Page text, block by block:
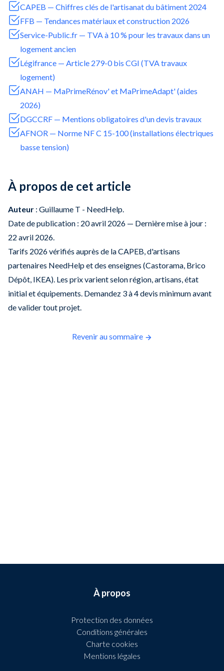
CAPEB — Chiffres clés de l'artisanat du bâtiment 2024
FFB — Tendances matériaux et construction 2026
Service-Public.fr — TVA à 10 % pour les travaux dans un
logement ancien
Légifrance — Article 279-0 bis CGI (TVA travaux
logement)
ANAH — MaPrimeRénov' et MaPrimeAdapt' (aides
2026)
DGCCRF — Mentions obligatoires d'un devis travaux
AFNOR — Norme NF C 15-100 (installations électriques
basse tension)
À propos de cet article
Auteur : Guillaume T - NeedHelp.
Date de publication : 20 avril 2026 — Dernière mise à jour :
22 avril 2026.
Tarifs 2026 vérifiés auprès de la CAPEB, d'artisans
partenaires NeedHelp et des enseignes (Castorama, Brico
Dépôt, IKEA). Les prix varient selon région, artisans, état
initial et équipements. Demandez 3 à 4 devis minimum avant
de valider tout projet.
Revenir au sommaire
À propos
Protection des données
Conditions générales
Charte cookies
Mentions légales